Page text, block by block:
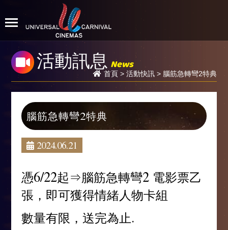
活動訊息 News
首頁> 活動快訊> 腦筋急轉彎2特典
腦筋急轉彎2特典
2024.06.21
憑6/22起⇒腦筋急轉彎2 電影票乙
張，即可獲得情緒人物卡組
數量有限，送完為止.